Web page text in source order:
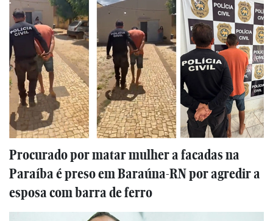
Procurado por matar mulher a facadas na
Paraíba é preso em Baraúna-RN por agredir a
esposa com barra de ferro